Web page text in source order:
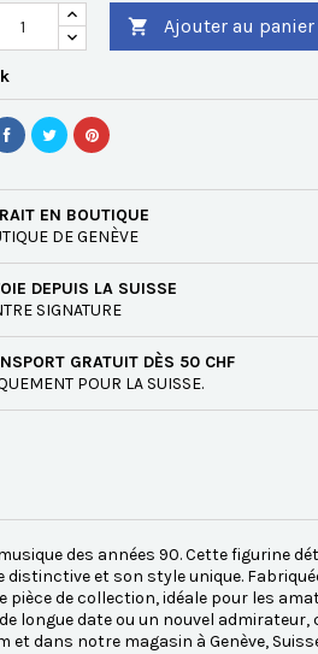
 Ajouter au panier
EN BOUTIQUE
DE GENÈVE
DEPUIS LA SUISSE
SIGNATURE
GRATUIT DÈS 50 CHF
POUR LA SUISSE.
des années 90. Cette figurine
et son style unique.
de collection, idéale pour les
longue date ou un nouvel admirateur,
dans notre magasin à Genève,